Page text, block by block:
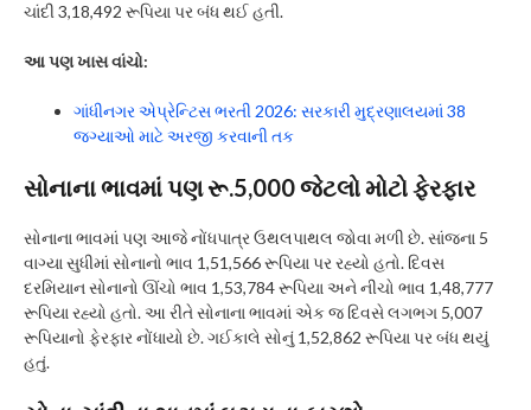
ચાંદી 3,18,492 રૂપિયા પર બંધ થઈ હતી.
આ પણ ખાસ વાંચો:
ગાંધીનગર એપ્રેન્ટિસ ભરતી 2026: સરકારી મુદ્રણાલયમાં 38
જગ્યાઓ માટે અરજી કરવાની તક
સોનાના ભાવમાં પણ રૂ.5,000 જેટલો મોટો ફેરફાર
સોનાના ભાવમાં પણ આજે નોંધપાત્ર ઉથલપાથલ જોવા મળી છે. સાંજના 5
વાગ્યા સુધીમાં સોનાનો ભાવ 1,51,566 રૂપિયા પર રહ્યો હતો. દિવસ
દરમિયાન સોનાનો ઊંચો ભાવ 1,53,784 રૂપિયા અને નીચો ભાવ 1,48,777
રૂપિયા રહ્યો હતો. આ રીતે સોનાના ભાવમાં એક જ દિવસે લગભગ 5,007
રૂપિયાનો ફેરફાર નોંધાયો છે. ગઈકાલે સોનું 1,52,862 રૂપિયા પર બંધ થયું
હતું.